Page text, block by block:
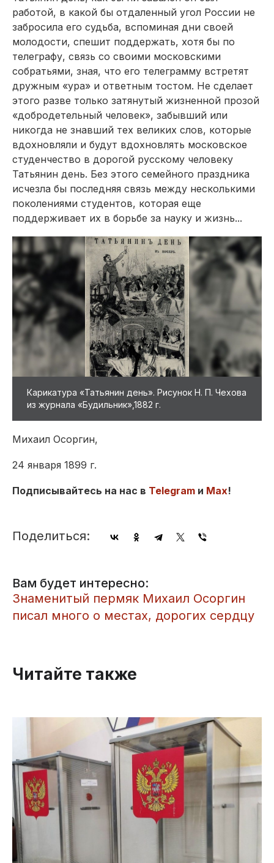
работой, в какой бы отдаленный угол России не
забросила его судьба, вспоминая дни своей
молодости, спешит поддержать, хотя бы по
телеграфу, связь со своими московскими
собратьями, зная, что его телеграмму встретят
дружным «ура» и ответным тостом. Не сделает
этого разве только затянутый жизненной прозой
«добродетельный человек», забывший или
никогда не знавший тех великих слов, которые
вдохновляли и будут вдохновлять московское
студенчество в дорогой русскому человеку
Татьянин день. Без этого семейного праздника
исчезла бы последняя связь между несколькими
поколениями студентов, которая еще
поддерживает их в борьбе за науку и жизнь...
Карикатура «Татьянин день». Рисунок Н. П. Чехова
из журнала «Будильник»,1882 г.
Михаил Осоргин,
24 января 1899 г.
Подписывайтесь на нас в Telegram и Max!
Поделиться:
Вам будет интересно:
Знаменитый пермяк Михаил Осоргин
писал много о местах, дорогих сердцу
Читайте также